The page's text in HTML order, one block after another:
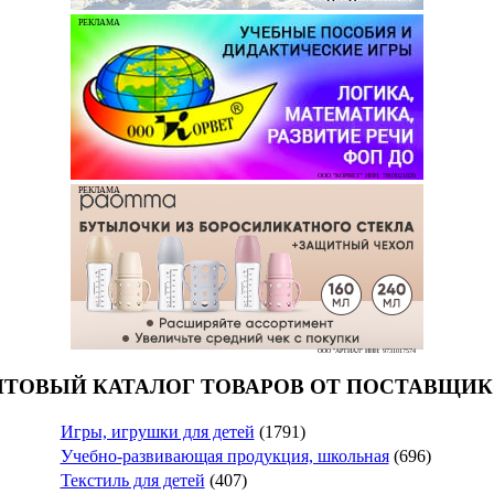
РЕКЛАМА
ООО "КОРВЕТ" ИНН: 7803021829
РЕКЛАМА
ООО "АРТИАЛ" ИНН: 9731017574
КАТАЛОГ ТОВАРОВ ОТ
Игры, игрушки для детей (1791)
Учебно-развивающая продукция, школьная (696)
Текстиль для детей (407)